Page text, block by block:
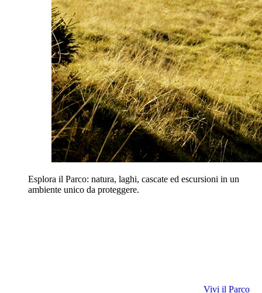
Esplora il Parco: natura, laghi, cascate ed escursioni in un
ambiente unico da proteggere.
Vivi il Parco